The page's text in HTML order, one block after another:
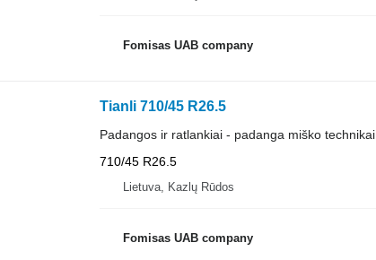
Fomisas UAB company
Tianli 710/45 R26.5
Padangos ir ratlankiai - padanga miško technikai
710/45 R26.5
Lietuva, Kazlų Rūdos
Fomisas UAB company